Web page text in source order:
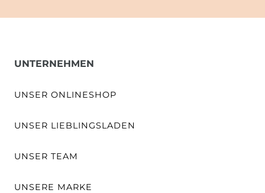
UNTERNEHMEN
UNSER ONLINESHOP
UNSER LIEBLINGSLADEN
UNSER TEAM
UNSERE MARKE